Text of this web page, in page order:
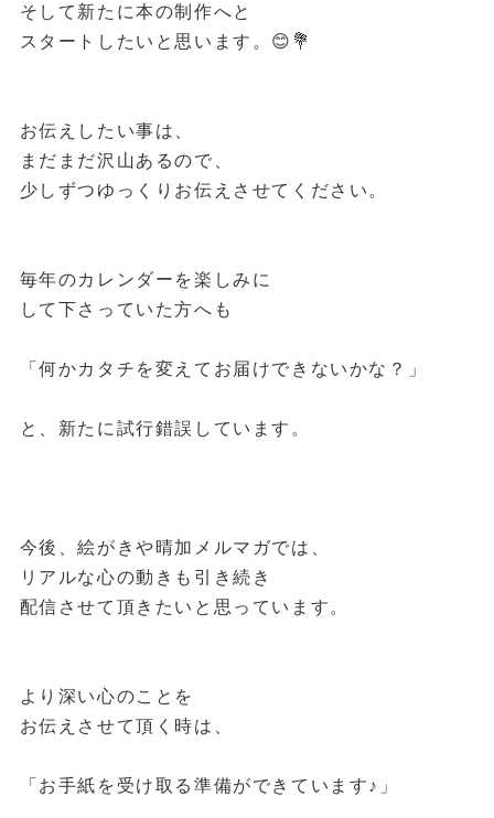
そして新たに本の制作へと
スタートしたいと思います。😊💐
お伝えしたい事は、
まだまだ沢山あるので、
少しずつゆっくりお伝えさせてください。
毎年のカレンダーを楽しみに
して下さっていた方へも
「何かカタチを変えてお届けできないかな？」
と、新たに試行錯誤しています。
今後、絵がきや晴加メルマガでは、
リアルな心の動きも引き続き
配信させて頂きたいと思っています。
より深い心のことを
お伝えさせて頂く時は、
「お手紙を受け取る準備ができています♪」